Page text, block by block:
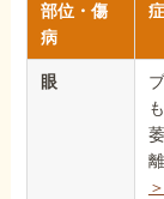
部位・傷
病
眼